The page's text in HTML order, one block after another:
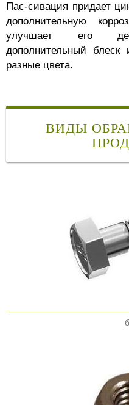
Пас-сивация придает
дополнительную
улучшает его
дополнительный
разные цвета.
ВИДЫ